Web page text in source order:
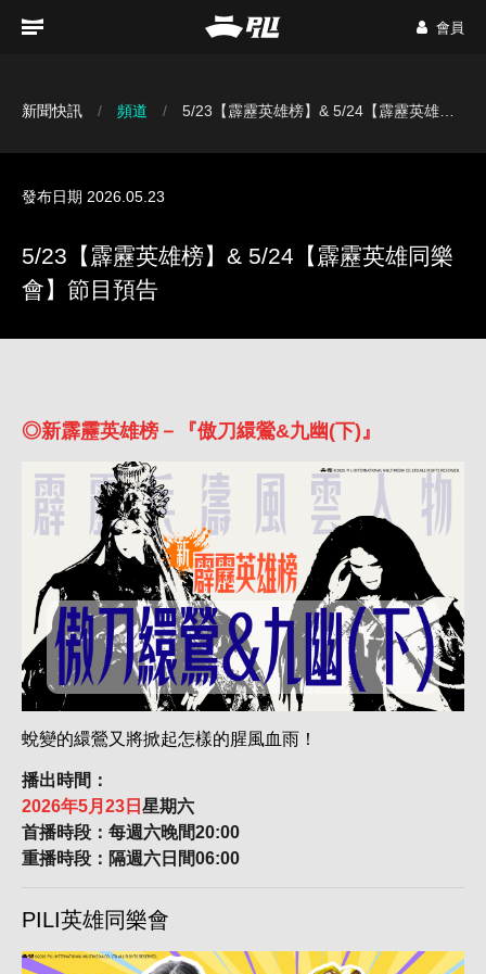
會員
新聞快訊 頻道 5/23【霹靂英雄榜】& 5/24【霹靂英雄同樂會】節目預告
發布日期 2026.05.23
5/23【霹靂英雄榜】& 5/24【霹靂英雄同樂
會】節目預告
◎新霹靂英雄榜－『傲刀繯鶯&九幽(下)』
蛻變的繯鶯又將掀起怎樣的腥風血雨！
播出時間：
2026年5月23日 星期六
首播時段：每週六晚間20:00
重播時段：隔週六日間06:00
PILI英雄同樂會